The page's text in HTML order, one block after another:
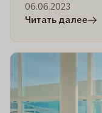
06.06.2023
Читать далеев